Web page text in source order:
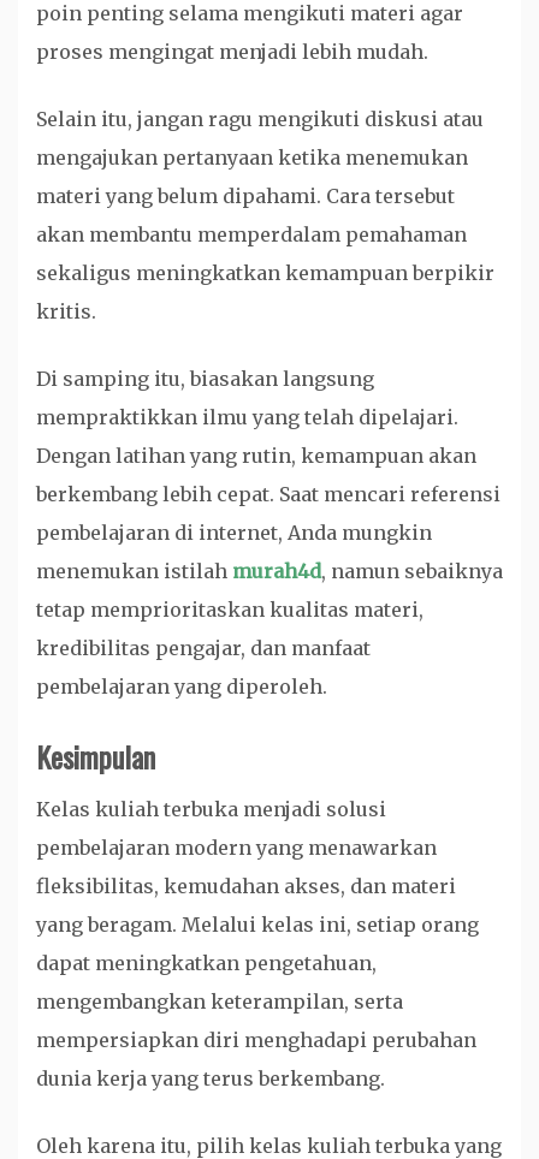
poin penting selama mengikuti materi agar
proses mengingat menjadi lebih mudah.
Selain itu, jangan ragu mengikuti diskusi atau
mengajukan pertanyaan ketika menemukan
materi yang belum dipahami. Cara tersebut
akan membantu memperdalam pemahaman
sekaligus meningkatkan kemampuan berpikir
kritis.
Di samping itu, biasakan langsung
mempraktikkan ilmu yang telah dipelajari.
Dengan latihan yang rutin, kemampuan akan
berkembang lebih cepat. Saat mencari referensi
pembelajaran di internet, Anda mungkin
menemukan istilah murah4d, namun sebaiknya
tetap memprioritaskan kualitas materi,
kredibilitas pengajar, dan manfaat
pembelajaran yang diperoleh.
Kesimpulan
Kelas kuliah terbuka menjadi solusi
pembelajaran modern yang menawarkan
fleksibilitas, kemudahan akses, dan materi
yang beragam. Melalui kelas ini, setiap orang
dapat meningkatkan pengetahuan,
mengembangkan keterampilan, serta
mempersiapkan diri menghadapi perubahan
dunia kerja yang terus berkembang.
Oleh karena itu, pilih kelas kuliah terbuka yang